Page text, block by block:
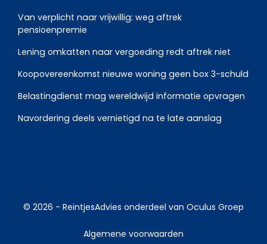
Van verplicht naar vrijwillig: weg aftrek
pensioenpremie
Lening omkatten naar vergoeding redt aftrek niet
Koopovereenkomst nieuwe woning geen box 3-schuld
Belastingdienst mag wereldwijd informatie opvragen
Navordering deels vernietigd na te late aanslag
© 2026 - ReintjesAdvies onderdeel van Oculus Groep
Algemene voorwaarden